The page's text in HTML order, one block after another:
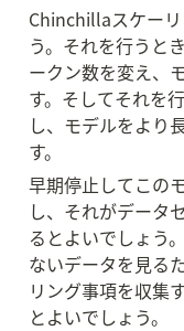
Chinchillaスケー
う。それを行うと
ークン数を変え、
す。そしてそれを
し、モデルをより
す。
早期停止してこの
し、それがデータ
るとよいでしょう
ないデータを見る
リング事項を収集
とよいでしょう。